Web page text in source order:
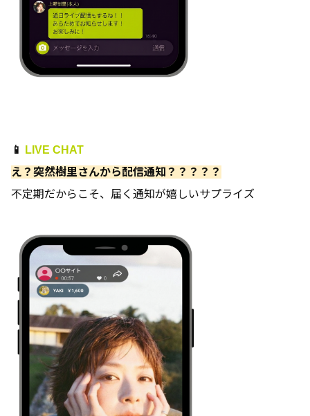
📱 LIVE CHAT
え？突然樹里さんから配信通知？？？？？
不定期だからこそ、届く通知が嬉しいサプライズ